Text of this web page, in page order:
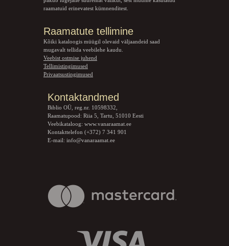
raamatuid erinevatest kümnenditest.
Raamatute tellimine
Kõiki kataloogis müügil olevaid väljaandeid saad
mugavalt tellida veebilehe kaudu.
Veebist ostmise juhend
Tellimistingimused
Privaatsustingimused
Kontaktandmed
Biblio OÜ, reg.nr. 10598332,
Raamatupood: Riia 5, Tartu, 51010 Eesti
Veebikataloog: www.vanaraamat.ee
Kontakttelefon (+372) 7 341 901
E-mail: info@vanaraamat.ee